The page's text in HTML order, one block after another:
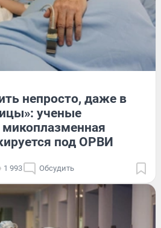
непросто, даже в
ученые
микоплазменная
под ОРВИ
1 993 Обсудить